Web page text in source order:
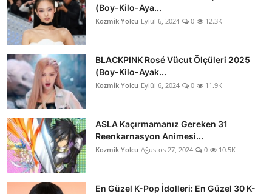
(Boy-Kilo-Aya...
Kozmik Yolcu Eylül 6, 2024 0 12.3K
BLACKPINK Rosé Vücut Ölçüleri 2025
(Boy-Kilo-Ayak...
Kozmik Yolcu Eylül 6, 2024 0 11.9K
ASLA Kaçırmamanız Gereken 31
Reenkarnasyon Animesi...
Kozmik Yolcu Ağustos 27, 2024 0 10.5K
En Güzel K-Pop İdolleri: En Güzel 30 K-